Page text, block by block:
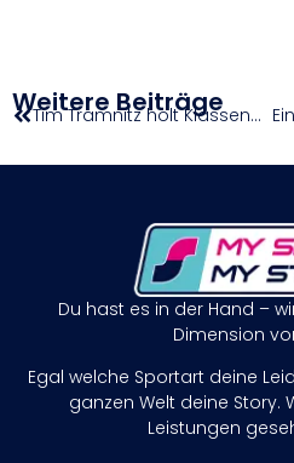
Weitere Beiträge Tim Tramnitz holt Klassensieg beim 24-Stunden Debüt in Spa
Du hast es in der Hand –
Dimension
Egal welche Sportart deine
ganzen Welt deine Story.
Leistungen